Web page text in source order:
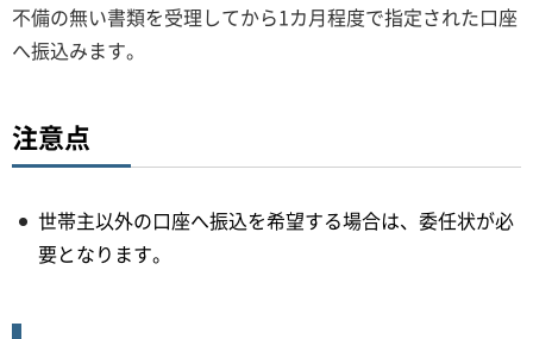
不備の無い書類を受理してから1カ月程度で指定された口座
へ振込みます。
注意点
世帯主以外の口座へ振込を希望する場合は、委任状が必
要となります。